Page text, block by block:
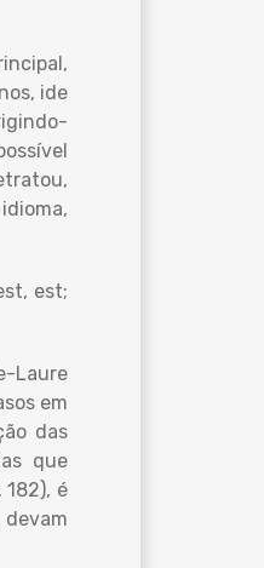
ide
est;
Laure
em
das
que
é